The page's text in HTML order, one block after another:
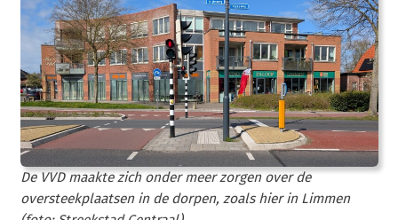
De VVD maakte zich onder meer zorgen over de
oversteekplaatsen in de dorpen, zoals hier in Limmen